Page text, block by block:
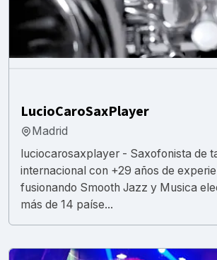
LucioCaroSaxPlayer
Madrid
luciocarosaxplayer - Saxofonista de
internacional con +29 años de
fusionando Smooth Jazz y Musica
más de 14 paíse...